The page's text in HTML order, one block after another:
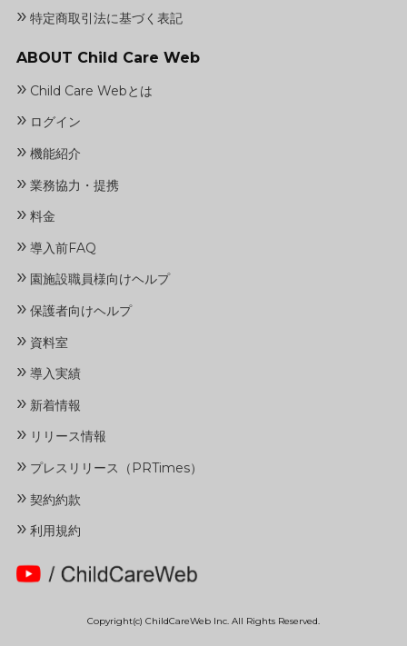
» 特定商取引法に基づく表記
ABOUT Child Care Web
» Child Care Webとは
» ログイン
» 機能紹介
» 業務協力・提携
» 料金
» 導入前FAQ
» 園施設職員様向けヘルプ
» 保護者向けヘルプ
» 資料室
» 導入実績
» 新着情報
» リリース情報
» プレスリリース（PRTimes）
» 契約約款
» 利用規約
Copyright(c) ChildCareWeb Inc. All Rights Reserved.